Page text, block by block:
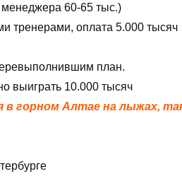
60-65 тыс.)
тренерами, оплата 5.000 тысяч
план.
выиграть 10.000 тысяч
в горном Алтае на лыжах,